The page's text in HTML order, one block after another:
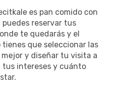
es pan comido con
puedes reservar tus
te quedarás y el
que seleccionar las
y diseñar tu visita a
tus intereses y cuánto